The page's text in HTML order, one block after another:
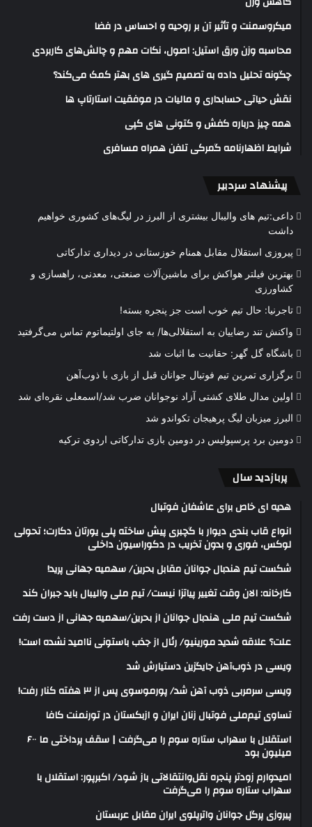
میکروسمنت و تأثیر آن بر روحیه و احساس در فضا
محاسبه وزن ورق استیل: اصول، نکات مهم و چالش‌های کاربردی
چگونه تحلیل داده به تصمیم گیری های بهتر کمک می‌کند؟
نقش حیاتی حسابداری و مالیات در موفقیت استارتاپ ها
همه چیز درباره کفش و کتونی های کپی
شرایط اظهارنامه گمرکی تلفن همراه مسافری
پیشنهاد سردبیر
داعی:تیم های والیبال بیشتری از البرز در لیگ‌های کشوری خواهیم
داشت
پیروزی استقلال مقابل همنام خوزستانی در دیداری تدارکاتی
بهترین فیلتر هواکش برای ماشین‌آلات صنعتی، معدنی، راهسازی و
کشاورزی
تاجرنیا: حال تیم خوب است جز پنجره بسته!
واکنش تند رضاییان به استقلالی‌ها/ به جای اولتیماتوم تماس می‌گرفتید
باشگاه گل گهر: حقانیت ما اثبات شد
برگزاری تمرین تیم فوتبال جوانان قبل از بازی با ذوب‌آهن
اولین مدال طلای کشتی آزاد نوجوانان ضرب شد/اسمعلی نقره‌ای شد
البرز میزبان لیگ پرهیجان تکواندو شد
دومین برد پرسپولیس در دومین بازی تدارکاتی اردوی ترکیه
پربازدید سال
هدیه ای خاص برای عاشفان فوتبال
انواع قاب بندی دیوار با گچبری پیش ساخته پلی یورتان دکارت؛ تحولی
لوکس، فوری و بدون تخریب در دکوراسیون داخلی
شکست تیم هندبال جوانان مقابل بحرین/ سهمیه جهانی پرید!
کارخانه: الان وقت تغییر پیاتزا نیست/ تیم ملی والیبال باید جبران کند
شکست تیم ملی هندبال جوانان از بحرین/سهمیه جهانی از دست رفت
علت؟ علاقه شدید مورینیو/ رئال از جذب باستونی ناامید نشده است!
ویسی در ذوب‌آهن جایگزین دستیارش شد
ویسی سرمربی ذوب آهن شد/ پورموسوی پس از ۳ هفته کنار رفت!
تساوی تیم‌ملی فوتبال زنان ایران و ازبکستان در تورنمنت کافا
استقلال با سهراب ستاره سوم را می‌گرفت | سقف پرداختی ما ۶۰۰
میلیون بود
امیدوارم زودتر پنجره نقل‌وانتقالاتی باز شود/ اکبرپور: استقلال با
سهراب ستاره سوم را می‌گرفت
پیروزی پرگل جوانان واترپلوی ایران مقابل عربستان